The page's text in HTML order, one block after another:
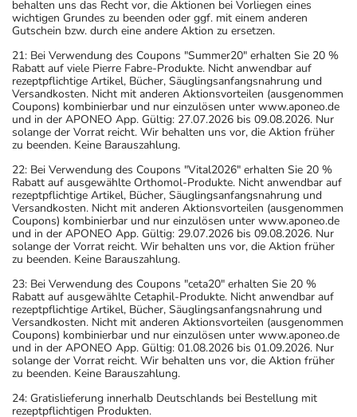
behalten uns das Recht vor, die Aktionen bei Vorliegen eines
wichtigen Grundes zu beenden oder ggf. mit einem anderen
Gutschein bzw. durch eine andere Aktion zu ersetzen.
21: Bei Verwendung des Coupons "Summer20" erhalten Sie 20 %
Rabatt auf viele Pierre Fabre-Produkte. Nicht anwendbar auf
rezeptpflichtige Artikel, Bücher, Säuglingsanfangsnahrung und
Versandkosten. Nicht mit anderen Aktionsvorteilen (ausgenommen
Coupons) kombinierbar und nur einzulösen unter www.aponeo.de
und in der APONEO App. Gültig: 27.07.2026 bis 09.08.2026. Nur
solange der Vorrat reicht. Wir behalten uns vor, die Aktion früher
zu beenden. Keine Barauszahlung.
22: Bei Verwendung des Coupons "Vital2026" erhalten Sie 20 %
Rabatt auf ausgewählte Orthomol-Produkte. Nicht anwendbar auf
rezeptpflichtige Artikel, Bücher, Säuglingsanfangsnahrung und
Versandkosten. Nicht mit anderen Aktionsvorteilen (ausgenommen
Coupons) kombinierbar und nur einzulösen unter www.aponeo.de
und in der APONEO App. Gültig: 29.07.2026 bis 09.08.2026. Nur
solange der Vorrat reicht. Wir behalten uns vor, die Aktion früher
zu beenden. Keine Barauszahlung.
23: Bei Verwendung des Coupons "ceta20" erhalten Sie 20 %
Rabatt auf ausgewählte Cetaphil-Produkte. Nicht anwendbar auf
rezeptpflichtige Artikel, Bücher, Säuglingsanfangsnahrung und
Versandkosten. Nicht mit anderen Aktionsvorteilen (ausgenommen
Coupons) kombinierbar und nur einzulösen unter www.aponeo.de
und in der APONEO App. Gültig: 01.08.2026 bis 01.09.2026. Nur
solange der Vorrat reicht. Wir behalten uns vor, die Aktion früher
zu beenden. Keine Barauszahlung.
24: Gratislieferung innerhalb Deutschlands bei Bestellung mit
rezeptpflichtigen Produkten.